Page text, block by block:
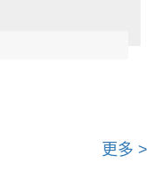
更多 >